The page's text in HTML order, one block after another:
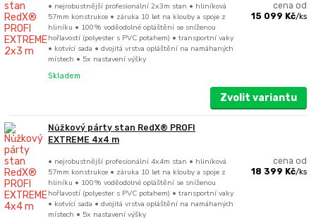
• nejrobustnější profesionální 2x3m stan • hliníková
57mm konstrukce • záruka 10 let na klouby a spoje z
hliníku • 100% voděodolné opláštění se sníženou
hořlavostí (polyester s PVC potahem) • transportní vaky
• kotvící sada • dvojitá vrstva opláštění na namáhaných
místech • 5x nastavení výšky
cena od
15 099 Kč/ks
Skladem
Zvolit variantu
Nůžkový párty stan RedX® PROFI
EXTREME 4x4 m
• nejrobustnější profesionální 4x4m stan • hliníková
57mm konstrukce • záruka 10 let na klouby a spoje z
hliníku • 100% voděodolné opláštění se sníženou
hořlavostí (polyester s PVC potahem) • transportní vaky
• kotvící sada • dvojitá vrstva opláštění na namáhaných
místech • 5x nastavení výšky
cena od
18 399 Kč/ks